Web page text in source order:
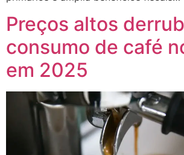
Preços altos
consumo de café
em 2025